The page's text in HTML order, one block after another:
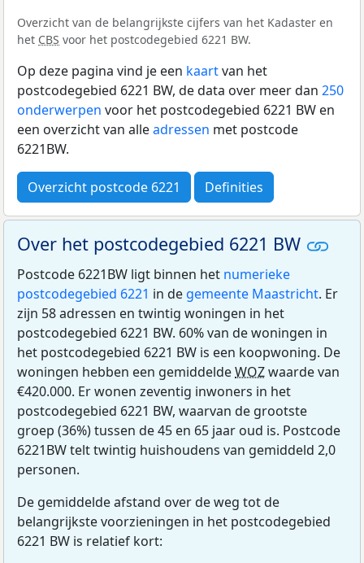
Overzicht van de belangrijkste cijfers van het Kadaster en
het CBS voor het postcodegebied 6221 BW.
Op deze pagina vind je een kaartvan het
postcodegebied 6221 BW, de data over meer dan 250
onderwerpen voor het postcodegebied 6221 BW en
een overzicht van alleadressen met postcode
6221BW.
Overzicht postcode 6221 Definities
Over het postcodegebied 6221 BW
Postcode 6221BW ligt binnen het numerieke
postcodegebied 6221 in de gemeente Maastricht. Er
zijn 58 adressen en twintig woningen in het
postcodegebied 6221 BW. 60% van de woningen in
het postcodegebied 6221 BW is een koopwoning. De
woningen hebben een gemiddeldeWOZwaarde van
€420.000. Er wonen zeventig inwoners in het
postcodegebied 6221 BW, waarvan de grootste
groep (36%) tussen de 45 en 65 jaar oud is. Postcode
6221BW telt twintig huishoudens van gemiddeld 2,0
personen.
De gemiddelde afstand over de weg tot de
belangrijkste voorzieningen in het postcodegebied
6221 BW is relatief kort: